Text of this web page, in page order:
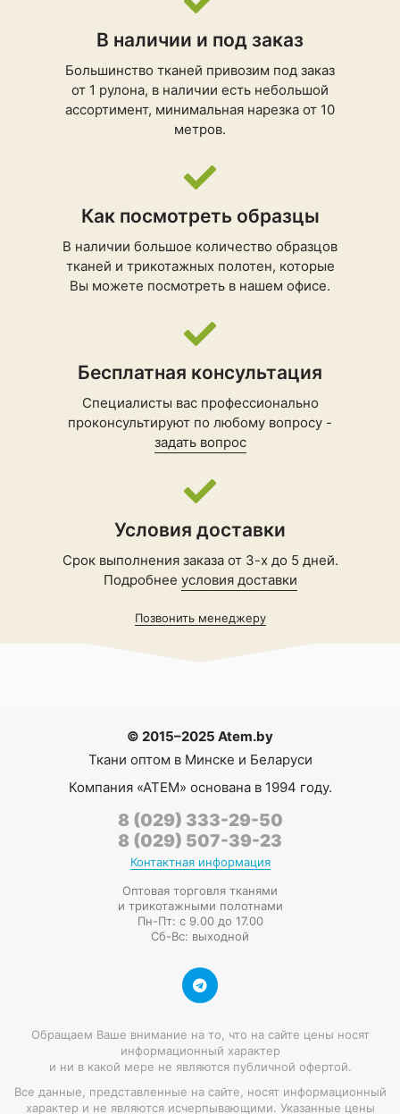
В наличии и под заказ
Большинство тканей привозим под заказ
от 1 рулона, в наличии есть небольшой
ассортимент, минимальная нарезка от 10
метров.
Как посмотреть образцы
В наличии большое количество образцов
тканей и трикотажных полотен, которые
Вы можете посмотреть в нашем офисе.
Бесплатная консультация
Специалисты вас профессионально
проконсультируют по любому вопросу -
задать вопрос
Условия доставки
Срок выполнения заказа от 3-х до 5 дней.
Подробнее условия доставки
Позвонить менеджеру
© 2015–2025 Atem.by
Ткани оптом в Минске и Беларуси
Компания «АТЕМ» основана в 1994 году.
8 (029) 333-29-50
8 (029) 507-39-23
Контактная информация
Оптовая торговля тканями
и трикотажными полотнами
Пн-Пт: с 9.00 до 17.00
Сб-Вс: выходной
Обращаем Ваше внимание на то, что на сайте цены носят
информационный характер
и ни в какой мере не являются публичной офертой.
Все данные, представленные на сайте, носят информационный
характер и не являются исчерпывающими. Указанные цены